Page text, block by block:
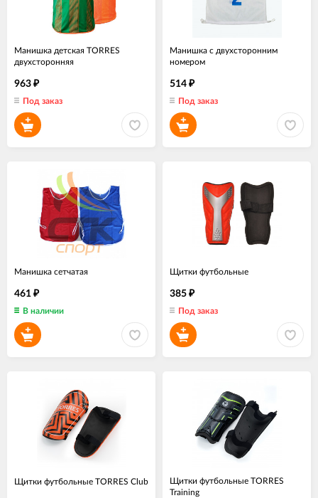
Манишка детская TORRES
двухсторонняя
963 ₽
Под заказ
Манишка с двухсторонним
номером
514 ₽
Под заказ
Манишка сетчатая
461 ₽
В наличии
Щитки футбольные
385 ₽
Под заказ
Щитки футбольные TORRES Club
Щитки футбольные TORRES
Training